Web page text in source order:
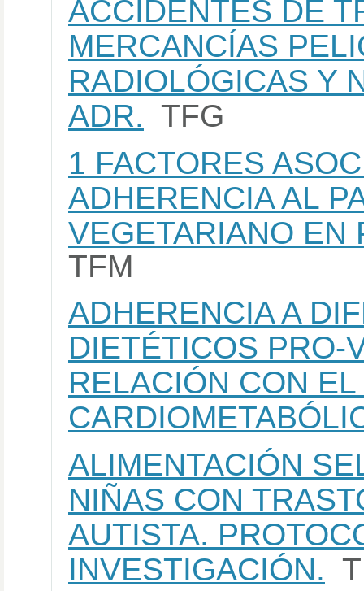
ACCIDENTES DE
MERCANCÍAS
RADIOLÓGICAS Y
ADR. TFG
1 FACTORES
ADHERENCIA AL
VEGETARIANO EN
TFM
ADHERENCIA A
DIETÉTICOS PRO-
RELACIÓN CON
ALIMENTACIÓN
NIÑAS CON
AUTISTA.
INVESTIGACIÓN.